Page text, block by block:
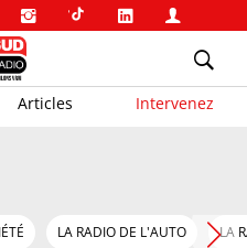
Articles Intervenez
LA RADIO DE L'AUTO LA